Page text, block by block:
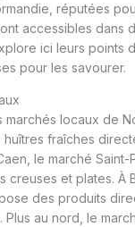
réputées
accessibles dans
ici leurs points
pour les savourer.
locaux de
fraîches
le marché
creuses et plates. À
des produits
Plus au nord, le